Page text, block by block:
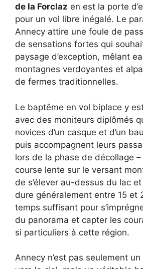
de la Forclaz en est la porte
pour un vol libre inégalé. Le
Annecy attire une foule de
de sensations fortes qui
paysage d’exception, mêlant
montagnes verdoyantes et
de fermes traditionnelles.
Le baptême en vol biplace y
avec des moniteurs diplômés
novices d’un casque et d’un
puis accompagnent leurs
lors de la phase de décollage
course lente sur le versant
de s’élever au-dessus du lac
dure généralement entre 15 et
temps suffisant pour
du panorama et capter les
si particuliers à cette région.
Annecy n’est pas seulement